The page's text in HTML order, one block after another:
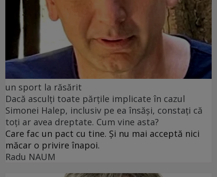
un sport la răsărit
Dacă asculți toate părțile implicate în cazul
Simonei Halep, inclusiv pe ea însăși, constați că
toți ar avea dreptate. Cum vine asta?
Care fac un pact cu tine. Și nu mai acceptă nici
măcar o privire înapoi.
Radu NAUM